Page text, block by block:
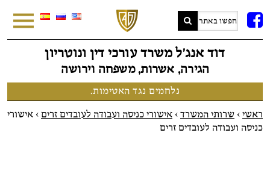
FB
דוד אנג׳ל משרד עורכי דין ונוטריון
הגירה, אשרות, משפחה וירושה
נלחמים נגד האטימות.
ראשי > שרותי המשרד > אישורי כניסה ועבודה לעובדים זרים > אישורי
כניסה ועבודה לעובדים זרים